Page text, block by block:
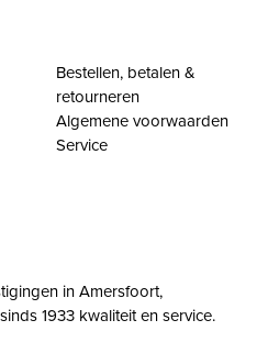
Bestellen, betalen &
retourneren
Algemene voorwaarden
Service
in Amersfoort,
1933 kwaliteit en service.